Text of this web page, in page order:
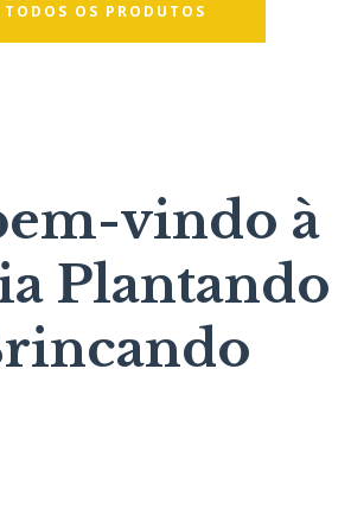
TODOS OS PRODUTOS
vindo à
Plantando